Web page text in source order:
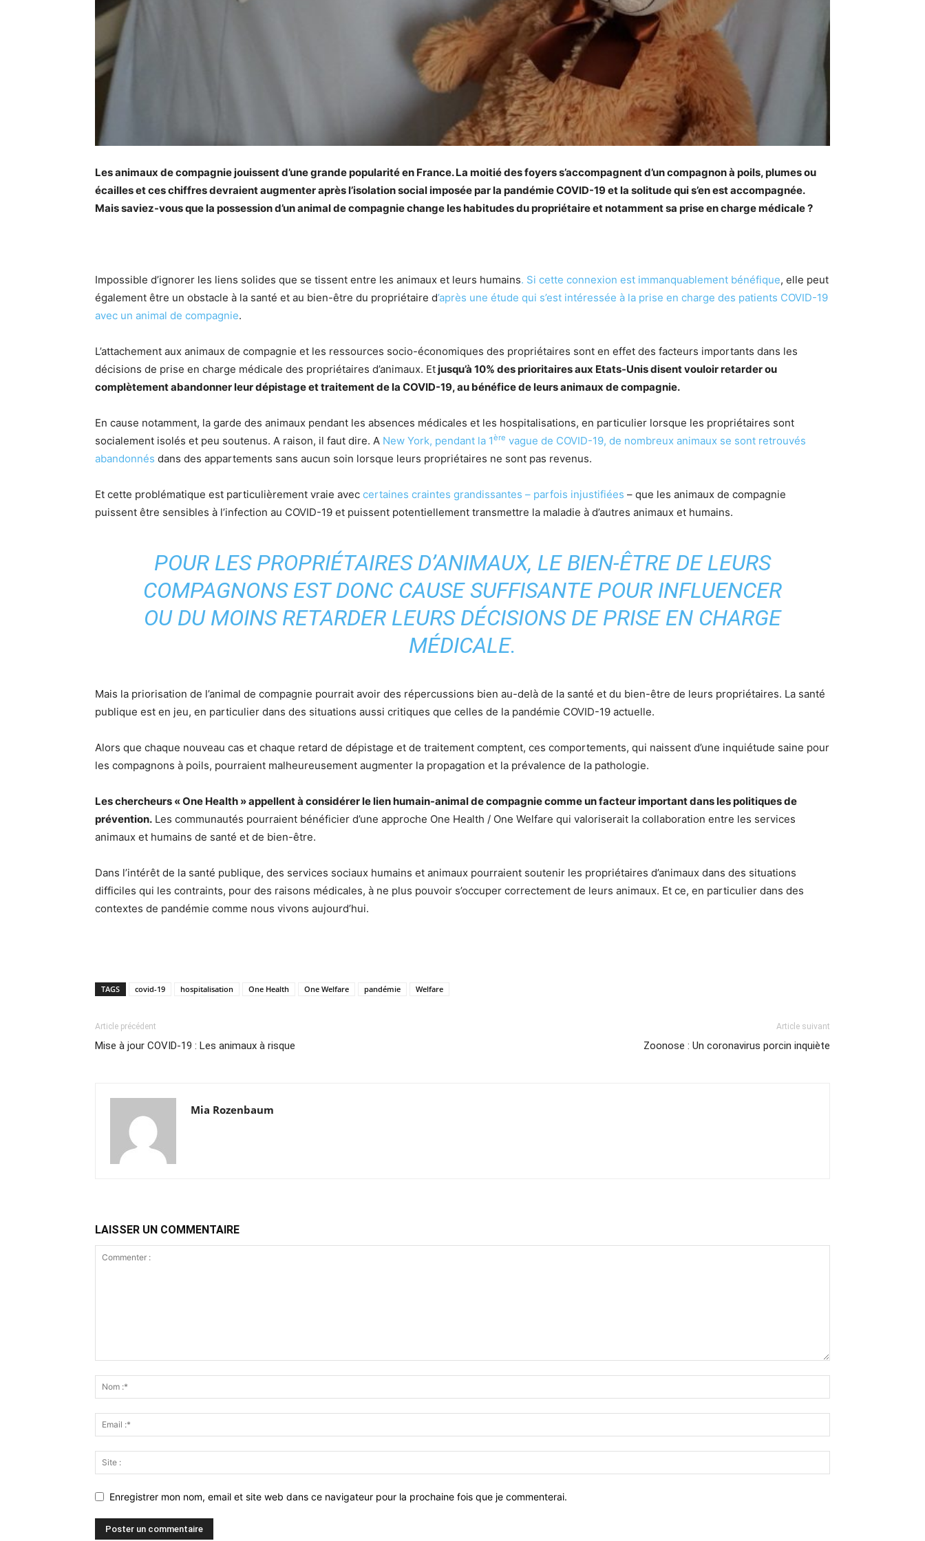
Les animaux de compagnie jouissent d’une grande popularité en France. La moitié des foyers s’accompagnent d’un compagnon à poils, plumes ou
écailles et ces chiffres devraient augmenter après l’isolation social imposée par la pandémie COVID-19 et la solitude qui s’en est accompagnée.
Mais saviez-vous que la possession d’un animal de compagnie change les habitudes du propriétaire et notamment sa prise en charge médicale ?
Impossible d’ignorer les liens solides que se tissent entre les animaux et leurs humains. Si cette connexion est immanquablement bénéfique, elle peut
également être un obstacle à la santé et au bien-être du propriétaire d’après une étude qui s’est intéressée à la prise en charge des patients COVID-19
avec un animal de compagnie.
L’attachement aux animaux de compagnie et les ressources socio-économiques des propriétaires sont en effet des facteurs importants dans les
décisions de prise en charge médicale des propriétaires d’animaux. Etjusqu’à 10% des prioritaires aux Etats-Unis disent vouloir retarder ou
complètement abandonner leur dépistage et traitement de la COVID-19, au bénéfice de leurs animaux de compagnie.
En cause notamment, la garde des animaux pendant les absences médicales et les hospitalisations, en particulier lorsque les propriétaires sont
socialement isolés et peu soutenus. A raison, il faut dire. A New York, pendant la 1ère vague de COVID-19, de nombreux animaux se sont retrouvés
abandonnés dans des appartements sans aucun soin lorsque leurs propriétaires ne sont pas revenus.
Et cette problématique est particulièrement vraie avec certaines craintes grandissantes – parfois injustifiées – que les animaux de compagnie
puissent être sensibles à l’infection au COVID-19 et puissent potentiellement transmettre la maladie à d’autres animaux et humains.
POUR LES PROPRIÉTAIRES D’ANIMAUX, LE BIEN-ÊTRE DE LEURS
COMPAGNONS EST DONC CAUSE SUFFISANTE POUR INFLUENCER
OU DU MOINS RETARDER LEURS DÉCISIONS DE PRISE EN CHARGE
MÉDICALE.
Mais la priorisation de l’animal de compagnie pourrait avoir des répercussions bien au-delà de la santé et du bien-être de leurs propriétaires. La santé
publique est en jeu, en particulier dans des situations aussi critiques que celles de la pandémie COVID-19 actuelle.
Alors que chaque nouveau cas et chaque retard de dépistage et de traitement comptent, ces comportements, qui naissent d’une inquiétude saine pour
les compagnons à poils, pourraient malheureusement augmenter la propagation et la prévalence de la pathologie.
Les chercheurs « One Health » appellent à considérer le lien humain-animal de compagnie comme un facteur important dans les politiques de
prévention. Les communautés pourraient bénéficier d’une approche One Health / One Welfare qui valoriserait la collaboration entre les services
animaux et humains de santé et de bien-être.
Dans l’intérêt de la santé publique, des services sociaux humains et animaux pourraient soutenir les propriétaires d’animaux dans des situations
difficiles qui les contraints, pour des raisons médicales, à ne plus pouvoir s’occuper correctement de leurs animaux. Et ce, en particulier dans des
contextes de pandémie comme nous vivons aujourd’hui.
TAGS covid-19 hospitalisation One Health One Welfare pandémie Welfare
Article précédent
Mise à jour COVID-19 : Les animaux à risque
Article suivant
Zoonose : Un coronavirus porcin inquiète
Mia Rozenbaum
LAISSER UN COMMENTAIRE
Enregistrer mon nom, email et site web dans ce navigateur pour la prochaine fois que je commenterai.